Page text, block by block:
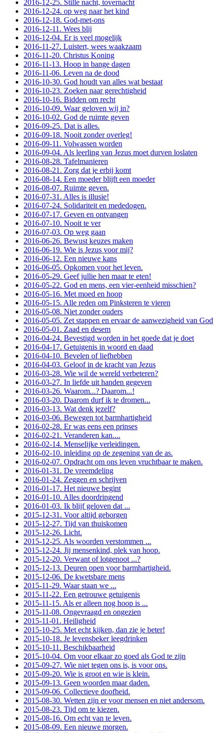
2016-12-25. Stille nacht, tovernacht
2016-12-24. op weg naar het kind
2016-12-18. God-met-ons
2016-12-11. Wees blij
2016-12-04. Er is veel mogelijk
2016-11-27. Luistert, wees waakzaam
2016-11-20. Christus Koning
2016-11-13. Hoop in bange dagen
2016-11-06. Leven na de dood
2016-10-30. God houdt van alles wat bestaat
2016-10-23. Zoeken naar gerechtigheid
2016-10-16. Bidden om recht
2016-10-09. Waar geloven wij in?
2016-10-02. God de ruimte geven
2016-09-25. Dat is alles.
2016-09-18. Nooit zonder overleg!
2016-09-11. Volwassen worden
2016-09-04. Als leerling van Jezus moet durven loslaten
2016-08-28. Tafelmanieren
2016-08-21. Zorg dat je erbij komt
2016-08-14. Een moeder blijft een moeder
2016-08-07. Ruimte geven.
2016-07-31. Alles is illusie!
2016-07-24. Solidariteit en mededogen.
2016-07-17. Geven en ontvangen
2016-07-10. Nooit te ver
2016-07-03. Op weg gaan
2016-06-26. Bewust keuzes maken
2016-06-19. Wie is Jezus voor mij?
2016-06-12. Een nieuwe kans
2016-06-05. Opkomen voor het leven.
2016-05-29. Geef jullie hen maar te eten!
2016-05-22. God en mens, een vier-eenheid misschien?
2016-05-16. Met moed en hoop
2016-05-15. Alle reden om Pinksteren te vieren
2016-05-08. Niet zonder ouders
2016-05-05. Zet stappen en ervaar de aanwezigheid van God
2016-05-01. Zaad en desem
2016-04-24. Bevestigd worden in het goede dat je doet
2016-04-17. Getuigenis in woord en daad
2016-04-10. Bevelen of liefhebben
2016-04-03. Geloof in de kracht van Jezus
2016-03-28. Wie wil de wereld verbeteren?
2016-03-27. In liefde uit handen gegeven
2016-03-26. Waarom...? Daarom...!
2016-03-20. Daarom durf ik te dromen...
2016-03-13. Wat denk jezelf?
2016-03-06. Bewegen tot barmhartigheid
2016-02-28. Er was eens een prinses
2016-02-21. Veranderen kan....
2016-02-14. Menselijke verleidingen.
2016-02-10. inleiding op de zegening van de as.
2016-02-07. Opdracht om ons leven vruchtbaar te maken.
2016-01-31. De vreemdeling
2016-01-24. Zeggen en schrijven
2016-01-17. Het nieuwe begint
2016-01-10. Alles doordringend
2016-01-03. Ik blijf geloven dat ...
2015-12-31. Voor altijd geborgen
2015-12-27. Tijd van thuiskomen
2015-12-26. Licht.
2015-12-25. Als woorden verstommen ...
2015-12-24. Jij mensenkind, plek van hoop.
2015-12-20. Verwant of lotgenoot ...?
2015-12-13. Deuren open voor barmhartigheid.
2015-12-06. De kwetsbare mens
2015-11-29. Waar staan we ...
2015-11-22. Een getrouwe getuigenis
2015-11-15. Als er alleen nog hoop is ...
2015-11-08. Ongevraagd en ongezien
2015-11-01. Heiligheid
2015-10-25. Met echt kijken, dan zie je beter!
2015-10-18. Je levensbeker leegdrinken
2015-10-11. Beschikbaarheid
2015-10-04. Om voor elkaar zo goed als God te zijn
2015-09-27. Wie niet tegen ons is, is voor ons.
2015-09-20. Wie is groot en wie is klein.
2015-09-13. Geen woorden maar daden.
2015-09-06. Collectieve doofheid.
2015-08-30. Wetten zijn er voor mensen en niet andersom.
2015-08-23. Tijd om te kiezen.
2015-08-16. Om echt van te leven.
2015-08-09. Een nieuwe morgen.